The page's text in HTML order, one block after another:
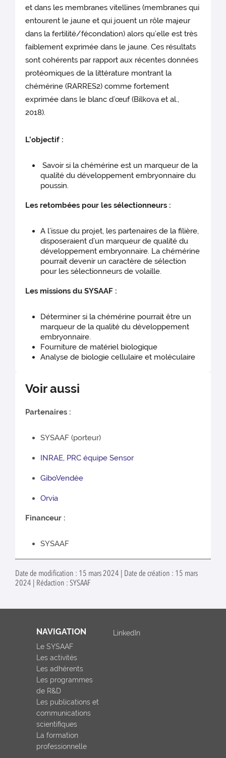
et dans les membranes vitellines (membranes qui
entourent le jaune et qui jouent un rôle majeur
dans la fertilité/fécondation) alors qu’elle est très
faiblement exprimée dans le jaune. Ces résultats
sont cohérents par rapport aux récentes données
protéomiques de la littérature montrant la
chémérine (RARRES2) comme fortement
exprimée dans le blanc d’œuf (Bilkova et al.,
2018).
L’objectif :
Savoir si la chémérine est un marqueur de la
qualité du développement embryonnaire du
poussin.
Les retombées pour les sélectionneurs :
A l’issue du projet, les partenaires de la filière,
disposeraient d’un marqueur de qualité du
développement embryonnaire. La chémérine
pourrait devenir un caractère de sélection
pour les sélectionneurs de volaille.
Les missions du SYSAAF :
Déterminer si la chémérine pourrait être un
marqueur de la qualité du développement
embryonnaire.
Fourniture de matériel biologique
Analyse de biologie cellulaire et moléculaire
Voir aussi
Partenaires :
SYSAAF (porteur)
INRAE, PRC équipe Sensor
GiboVendée
Orvia
Financeur :
SYSAAF
Date de modification : 15 mars 2024 | Date de création : 15 mars
2024 | Rédaction : SYSAAF
NAVIGATION
Le SYSAAF
Les activités
Les adhérents
Les programmes
de R&D
Les publications et
communications
scientifiques
La formation
professionnelle
LinkedIn